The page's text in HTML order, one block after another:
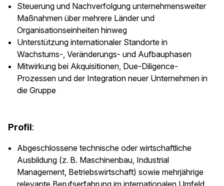
Steuerung und Nachverfolgung unternehmensweiter
Maßnahmen über mehrere Länder und
Organisationseinheiten hinweg
Unterstützung internationaler Standorte in
Wachstums-, Veränderungs- und Aufbauphasen
Mitwirkung bei Akquisitionen, Due-Diligence-
Prozessen und der Integration neuer Unternehmen in
die Gruppe
Profil:
Abgeschlossene technische oder wirtschaftliche
Ausbildung (z. B. Maschinenbau, Industrial
Management, Betriebswirtschaft) sowie mehrjährige
relevante Berufserfahrung im internationalen Umfeld